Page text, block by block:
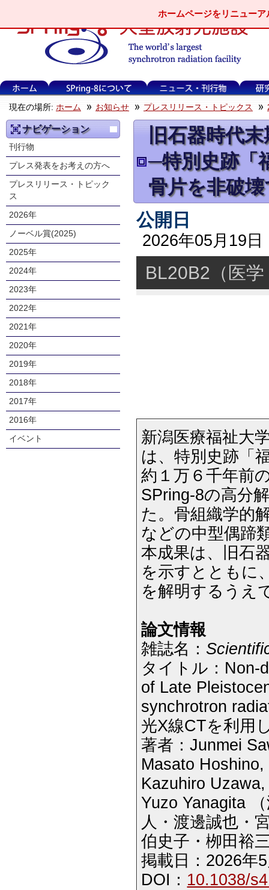
ホームページをリニューア
現在の場所: ホーム お知らせ プレスリリース・トピックス
ナビゲーション
刊行物
プレス発表をお考えの方へ
プレスリリース・トピック
ス
2026年
ノーベル賞(2025)
2025年
2024年
2023年
2022年
2021年
2020年
2019年
2018年
2017年
2016年
イベント
旧石器時代
─特別史跡「
骨片を非破
公開日
2026年05月19日
BL20B2（医
新潟医療福祉大
は、特別史跡「
約１万６千年前
SPring-8の高分
た。骨組織学的
などの中型偶蹄
本成果は、旧石
を示すとともに
を解明するうえ
論文情報
雑誌名：
タイトル：Non-
of Late
synchrotron
光X線CTを利用
著者：Junmei
Masato
Kazuhiro
Yuzo Yanagita
人・渡邊誠也・
伯史子・栁田裕
掲載日：2026年
DOI： 10.1038/